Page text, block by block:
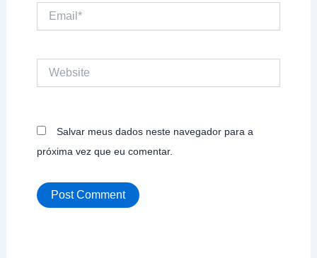
Email*
Salvar meus dados neste navegador para a
próxima vez que eu comentar.